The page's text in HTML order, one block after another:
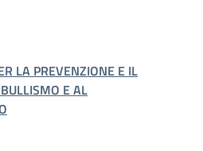
LA PREVENZIONE E IL
E AL